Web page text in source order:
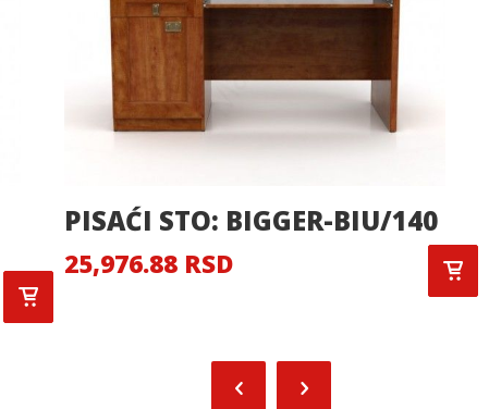
PISAĆI STO: BIGGER-BIU/140
25,976.88 RSD